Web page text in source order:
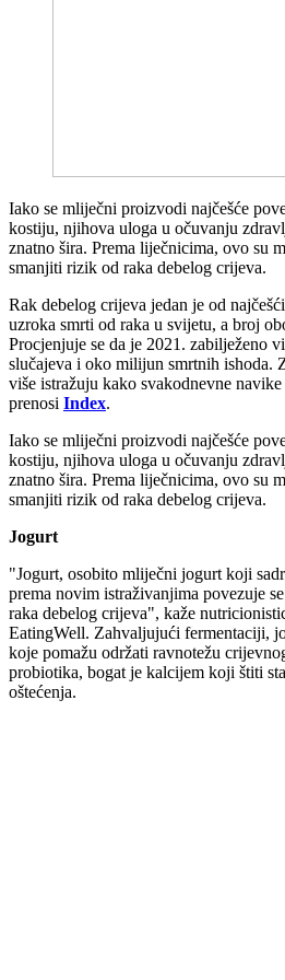
Iako se mliječni proizvodi najčešće
kostiju, njihova uloga u očuvanju
znatno šira. Prema liječnicima, ovo su
smanjiti rizik od raka debelog crijeva.
Rak debelog crijeva jedan je od
uzroka smrti od raka u svijetu, a broj
Procjenjuje se da je 2021. zabilježeno
slučajeva i oko milijun smrtnih ishoda.
više istražuju kako svakodnevne
prenosi Index.
Iako se mliječni proizvodi najčešće
kostiju, njihova uloga u očuvanju
znatno šira. Prema liječnicima, ovo su
smanjiti rizik od raka debelog crijeva.
Jogurt
"Jogurt, osobito mliječni jogurt koji
prema novim istraživanjima povezuje
raka debelog crijeva", kaže
EatingWell. Zahvaljujući fermentaciji,
koje pomažu održati ravnotežu
probiotika, bogat je kalcijem koji štiti
oštećenja.